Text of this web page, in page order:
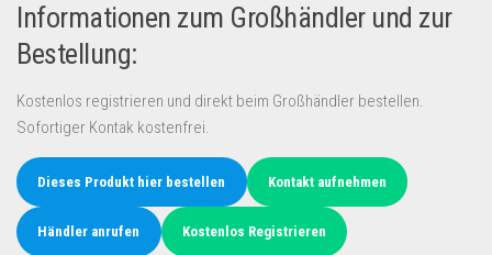
Informationen zum Großhändler und zur
Bestellung:
Kostenlos registrieren und direkt beim Großhändler bestellen.
Sofortiger Kontak kostenfrei.
Dieses Produkt hier bestellen Kontakt aufnehmen
Händler anrufen Kostenlos Registrieren